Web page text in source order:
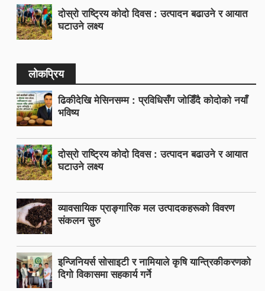
दोस्रो राष्ट्रिय कोदो दिवस : उत्पादन बढाउने र आयात
घटाउने लक्ष्य
लोकप्रिय
ढिकीदेखि मेसिनसम्म : प्रविधिसँग जोडिँदै कोदोको नयाँ
भविष्य
दोस्रो राष्ट्रिय कोदो दिवस : उत्पादन बढाउने र आयात
घटाउने लक्ष्य
व्यावसायिक प्राङ्गारिक मल उत्पादकहरूको विवरण
संकलन सुरु
इन्जिनियर्स सोसाइटी र नामियाले कृषि यान्त्रिकीकरणको
दिगो विकासमा सहकार्य गर्ने